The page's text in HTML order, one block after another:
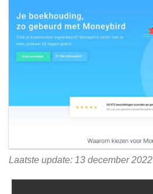
Laatste update: 13 december 2022